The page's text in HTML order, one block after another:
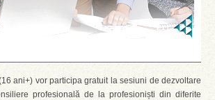
ani+) vor participa gratuit la sesiuni de dezvoltare
profesională de la profesioniști din diferite